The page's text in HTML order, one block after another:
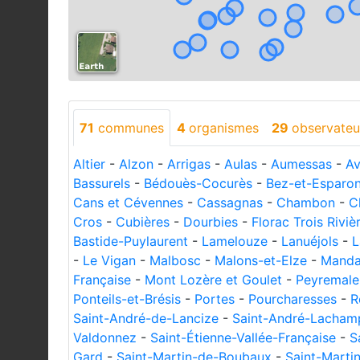
71 communes 4 organismes 29
Altier - Alzon - Arrigas - Aulas - Aumessas -
Bassurels - Bédouès-Cocurès - Bez-et-
Cans et Cévennes - Cassagnas - Chambon -
Cros - Cubières - Dourbies - Florac Trois
Bastide-Puylaurent - Lamelouze - Lanuéjols -
- Le Vigan - Malbosc - Malons-et-Elze -
Française - Mont Lozère et Goulet - Peyremale
Ponteils-et-Brésis - Portes - Pourcharesses -
Saint-André-de-Lancize - Saint-André-
Valdonnez - Saint-Étienne-Vallée-Française -